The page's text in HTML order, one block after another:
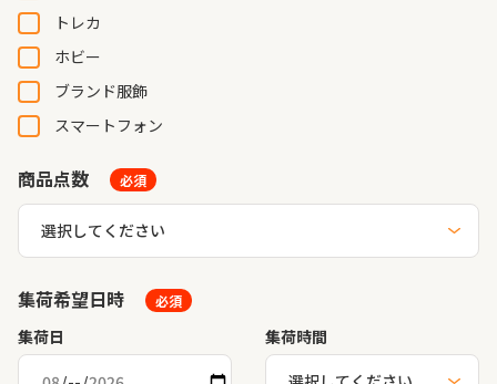
トレカ
ホビー
ブランド服飾
スマートフォン
商品点数 必須
集荷希望日時 必須
集荷日 集荷時間